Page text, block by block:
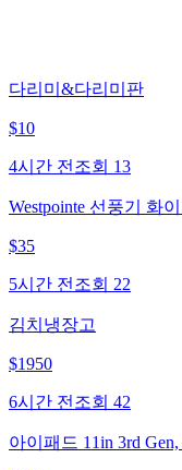
다리미&다리미판
$10
4시간 전 조회 13
Westpointe 선풍기 화
$35
5시간 전 조회 22
김치냉장고
$1950
6시간 전 조회 42
아이패드 11in 3rd